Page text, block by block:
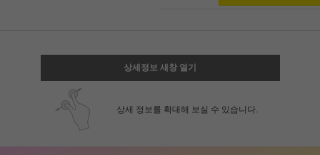
상세정보 새창 열기
상세 정보를 확대해 보실 수 있습니다.